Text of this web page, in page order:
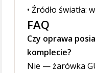
• Źródło
FAQ
Czy oprawa
komplecie?
Nie — żarówka